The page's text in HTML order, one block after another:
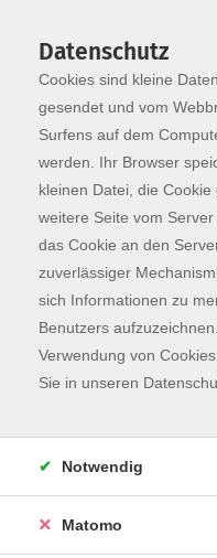
Skip to main content
You are here:
Programm
Der Kurs konnte
Datenschutz
Cookies sind kleine
gesendet und vom
Surfens auf dem
werden. Ihr Browser
kleinen Datei, die
weitere Seite vom
das Cookie an den
zuverlässiger
sich Informationen zu
Benutzers
Verwendung von
Sie in unseren
Notwendig
Matomo